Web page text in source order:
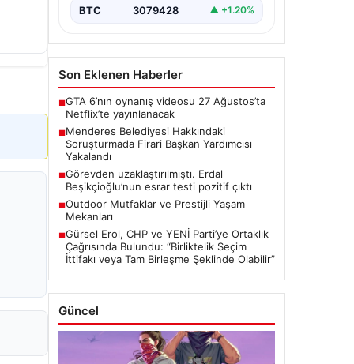
BTC 3079428 ▲ +1.20%
Son Eklenen Haberler
■GTA 6’nın oynanış videosu 27 Ağustos’ta
Netflix’te yayınlanacak
■Menderes Belediyesi Hakkındaki
Soruşturmada Firari Başkan Yardımcısı
Yakalandı
■Görevden uzaklaştırılmıştı. Erdal
Beşikçioğlu’nun esrar testi pozitif çıktı
■Outdoor Mutfaklar ve Prestijli Yaşam
Mekanları
■Gürsel Erol, CHP ve YENİ Parti’ye Ortaklık
Çağrısında Bulundu: “Birliktelik Seçim
İttifakı veya Tam Birleşme Şeklinde Olabilir”
Güncel